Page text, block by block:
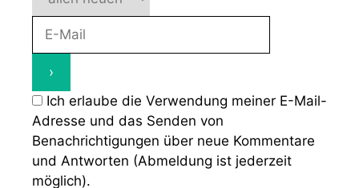
Ich erlaube die Verwendung meiner E-Mail-
Adresse und das Senden von
Benachrichtigungen über neue Kommentare
und Antworten (Abmeldung ist jederzeit
möglich).